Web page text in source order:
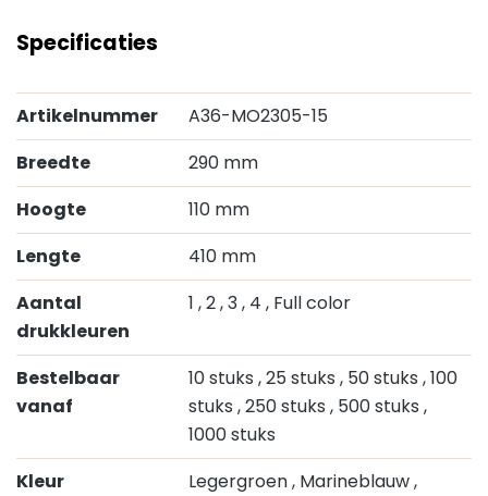
Specificaties
Artikelnummer
A36-MO2305-15
Breedte
290 mm
Hoogte
110 mm
Lengte
410 mm
Aantal
drukkleuren
1 , 2, 3, 4 , Full color
Bestelbaar
vanaf
10 stuks , 25 stuks , 50 stuks , 100
stuks , 250 stuks , 500 stuks ,
1000 stuks
Kleur
Legergroen, Marineblauw,